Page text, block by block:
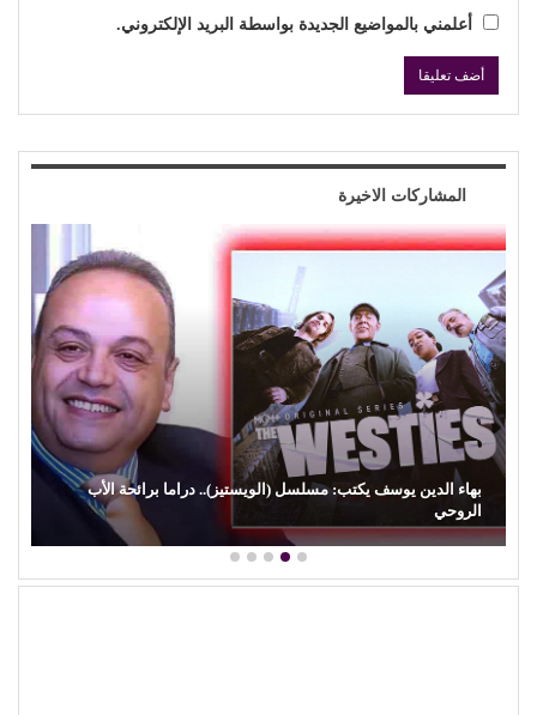
أعلمني بالمواضيع الجديدة بواسطة البريد الإلكتروني.
المشاركات الاخيرة
كمال زغلول يكتب: البنية الثقافية والإبداع الشعبي (29).. (السيرة
الهلالية) وآفة…